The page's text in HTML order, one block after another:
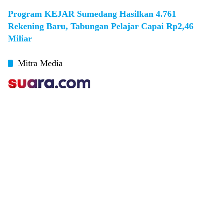
Program KEJAR Sumedang Hasilkan 4.761
Rekening Baru, Tabungan Pelajar Capai Rp2,46
Miliar
Mitra Media